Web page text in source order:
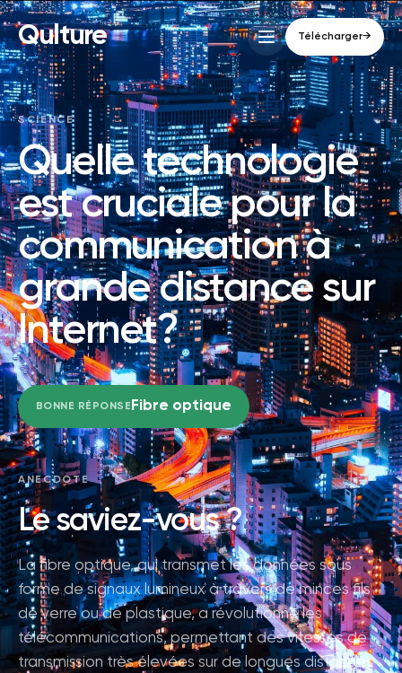
Qulture Télécharger→
SCIENCE
Quelle technologie
est cruciale pour la
communication à
grande distance sur
Internet?
BONNE RÉPONSE Fibre optique
ANECDOTE
Le saviez-vous ?
La fibre optique, qui transmet les données sous
forme de signaux lumineux à travers de minces fils
de verre ou de plastique, a révolutionné les
télécommunications, permettant des vitesses de
transmission très élevées sur de longues distances